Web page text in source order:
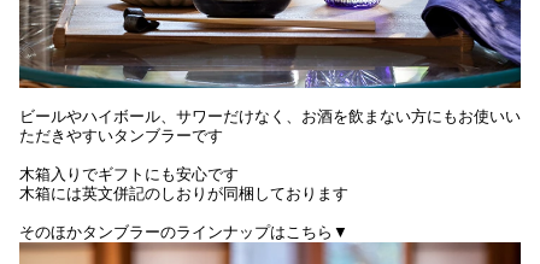
ビールやハイボール、サワーだけなく、お酒を飲まない方にもお使いい
ただきやすいタンブラーです
木箱入りでギフトにも安心です
木箱には英文併記のしおりが同梱しております
そのほかタンブラーのラインナップはこちら▼